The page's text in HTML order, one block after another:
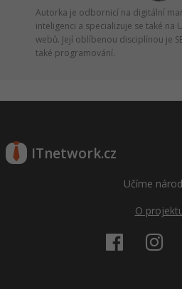
Autorka je odbornicí na digitální
inteligenci a specializuje se také na
webů. Její oblíbenou disciplínou je
také programování.
ITnetwork.cz
Učíme
O